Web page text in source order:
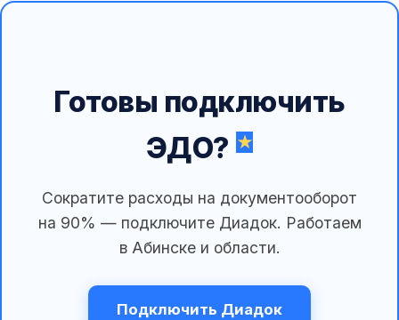
Готовы подключить
ЭДО?
Сократите расходы на документооборот
на 90% — подключите Диадок. Работаем
в Абинске и области.
Подключить Диадок